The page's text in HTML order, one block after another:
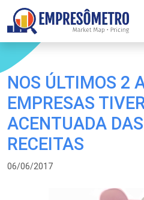
NOS ÚLTIMOS 2
EMPRESAS
ACENTUADA
RECEITAS
06/06/2017